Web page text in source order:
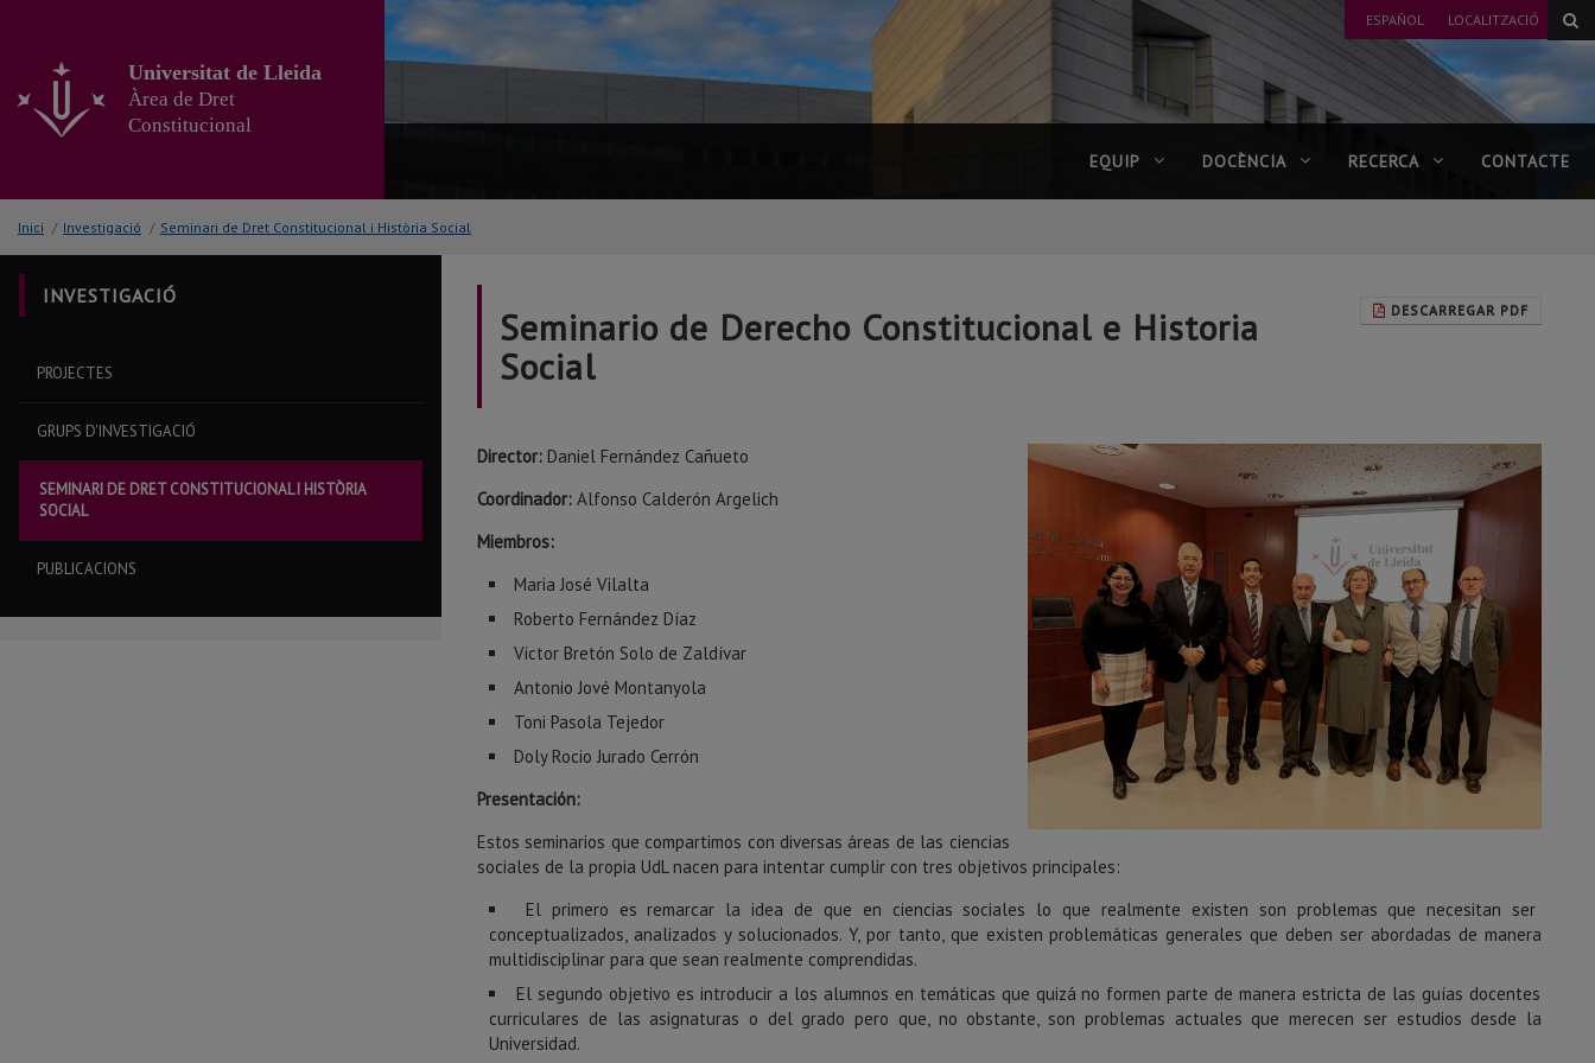
contingut
principal
de
ESPAÑOL LOCALITZACIÓ
Universitat de Lleida
Àrea de Dret
Constitucional
EQUIP DOCÈNCIA RECERCA CONTACTE
Inici / Investigació / Seminari de Dret Constitucional i Història Social
INVESTIGACIÓ
PROJECTES
GRUPS D'INVESTIGACIÓ
SEMINARI DE DRET CONSTITUCIONAL I HISTÒRIA
SOCIAL
PUBLICACIONS
DESCARREGAR PDF
Seminario de Derecho Constitucional e Historia
Social
Director: Daniel Fernández Cañueto
Coordinador:Alfonso Calderón Argelich
Miembros:
Maria José Vilalta
Roberto Fernández Díaz
Víctor Bretón Solo de Zaldívar
Antonio Jové Montanyola
Toni Pasola Tejedor
Doly Rocio Jurado Cerrón
Presentación:
Estos seminarios que compartimos con diversas áreas de las ciencias
sociales de la propia UdL nacen para intentar cumplir con tres objetivos principales:
El primero es remarcar la idea de que en ciencias sociales lo que realmente existen son problemas que necesitan ser
conceptualizados, analizados y solucionados. Y, por tanto, que existen problemáticas generales que deben ser abordadas de manera
multidisciplinar para que sean realmente comprendidas.
El segundo objetivo es introducir a los alumnos en temáticas que quizá no formen parte de manera estricta de las guías docentes
curriculares de las asignaturas o del grado pero que, no obstante, son problemas actuales que merecen ser estudios desde la
Universidad.